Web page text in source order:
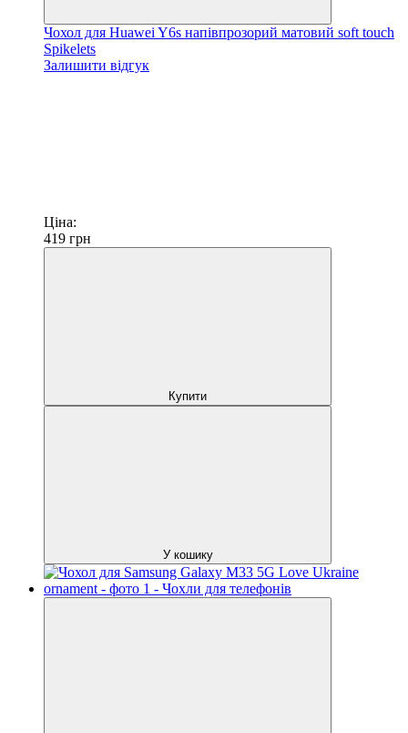
Чохол для Huawei Y6s напівпрозорий матовий soft touch
Spikelets
Залишити відгук
Ціна:
419 грн
Купити
У кошику